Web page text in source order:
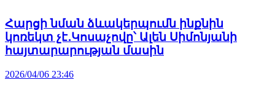
Հարցի նման ձևակերպումն ինքնին
կոռեկտ չէ․Կոսաչովը՝ Ալեն Սիմոնյանի
հայտարարության մասին
2026/04/06 23:46